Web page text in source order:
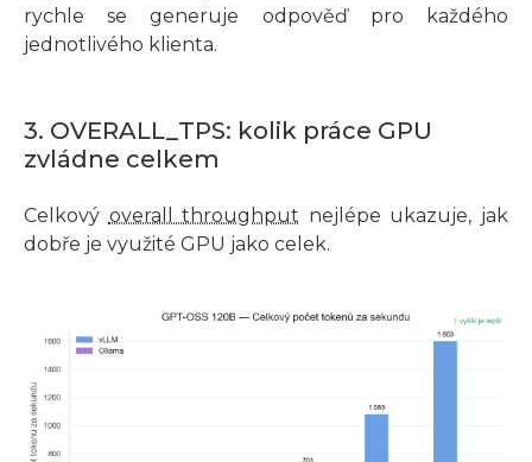
rychle se generuje odpověď pro každého
jednotlivého klienta.
3. OVERALL_TPS: kolik práce GPU
zvládne celkem
Celkový overall throughput nejlépe ukazuje, jak
dobře je využité GPU jako celek.